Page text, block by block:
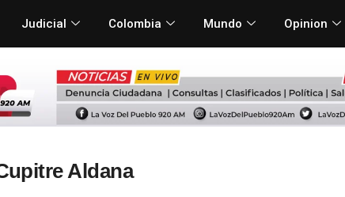
Judicial Colombia Mundo Opinion
Aldana